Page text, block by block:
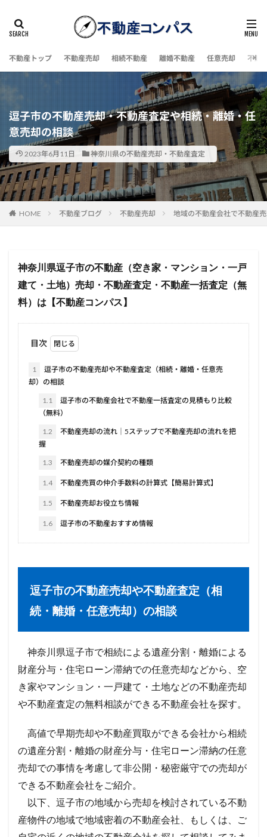
不動産トップ 不動産売却 相続不動産 離婚不動産 任意売却 不動
逗子市の不動産売却・不動産査定や相続・離婚・任
意売却の相談
2023年6月11日 神奈川県の不動産売却・不動産査定
HOME 不動産ブログ 不動産売却 地域の不動産会社で不動産
神奈川県逗子市の不動産（空き家・マンション・一戸
建て・土地）売却・不動産査定・不動産一括査定（無
料）は【不動産コンパス】
目次
1
逗子市の不動産売却や不動産査定（相続・離婚・任意売
却）の相談
1.1
逗子市の不動産会社で不動産一括査定の見積もり比較
（無料）
1.2
不動産売却の流れ｜5ステップで不動産売却の流れを把
握
1.3 不動産売却の媒介契約の種類
1.4 不動産売買の仲介手数料の計算式【簡易計算式】
1.5 不動産売却お役立ち情報
1.6 逗子市の不動産おすすめ情報
逗子市の不動産売却や不動産査定（相
続・離婚・任意売却）の相談
神奈川県逗子市で相続による遺産分割・離婚による
財産分与・住宅ローン滞納での任意売却などから、空
き家やマンション・一戸建て・土地などの不動産売却
や不動産査定の無料相談ができる不動産会社を探す。
高値で早期売却や不動産買取ができる会社から相続
の遺産分割・離婚の財産分与・住宅ローン滞納の任意
売却での事情を考慮して非公開・秘密厳守での売却が
できる不動産会社をご紹介。
以下、逗子市の地域から売却を検討されている不動
産物件の地域で地域密着の不動産会社、もしくは、ご